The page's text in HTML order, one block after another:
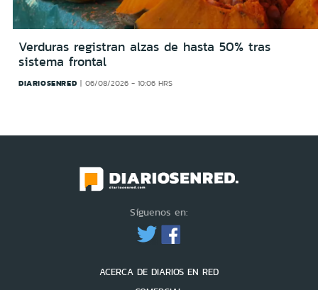
Verduras registran alzas de hasta 50% tras
sistema frontal
DIARIOSENRED 06/08/2026 - 10:06 HRS
Síguenos en:
ACERCA DE DIARIOS EN RED